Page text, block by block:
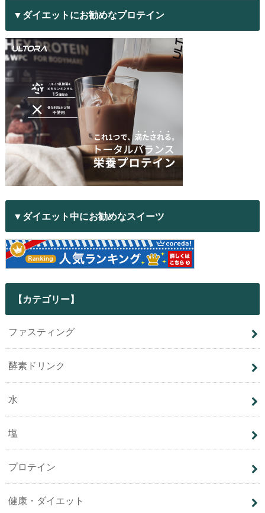
▼ダイエットにお勧めなプロテイン
▼ダイエット中にお勧めなスイーツ
【カテゴリー】
ファスティング
酵素ドリンク
水
塩
プロテイン
健康・ダイエット